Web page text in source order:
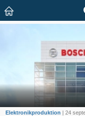
Elektronikproduktion | 24